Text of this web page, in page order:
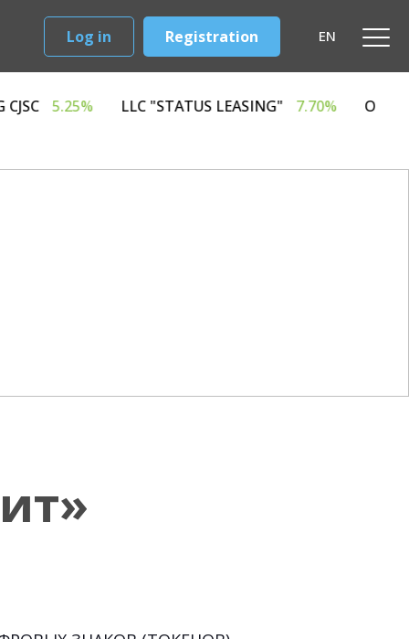
EN
Log in Registration
LEASING CJSC 5.25% LLC "STATUS LEASING"